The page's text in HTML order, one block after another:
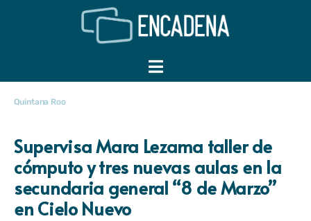
Quintana Roo
Supervisa Mara Lezama taller de
cómputo y tres nuevas aulas en la
secundaria general “8 de Marzo”
en Cielo Nuevo